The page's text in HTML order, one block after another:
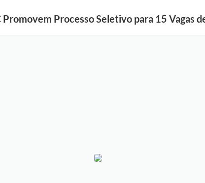
Processo Seletivo para 15 Vagas